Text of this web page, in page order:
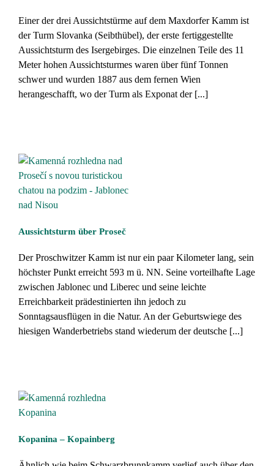
Einer der drei Aussichtstürme auf dem Maxdorfer Kamm ist
der Turm Slovanka (Seibthübel), der erste fertiggestellte
Aussichtsturm des Isergebirges. Die einzelnen Teile des 11
Meter hohen Aussichtsturmes waren über fünf Tonnen
schwer und wurden 1887 aus dem fernen Wien
herangeschafft, wo der Turm als Exponat der [...]
Aussichtsturm über Proseč
Der Proschwitzer Kamm ist nur ein paar Kilometer lang, sein
höchster Punkt erreicht 593 m ü. NN. Seine vorteilhafte Lage
zwischen Jablonec und Liberec und seine leichte
Erreichbarkeit prädestinierten ihn jedoch zu
Sonntagsausflügen in die Natur. An der Geburtswiege des
hiesigen Wanderbetriebs stand wiederum der deutsche [...]
Kopanina – Kopainberg